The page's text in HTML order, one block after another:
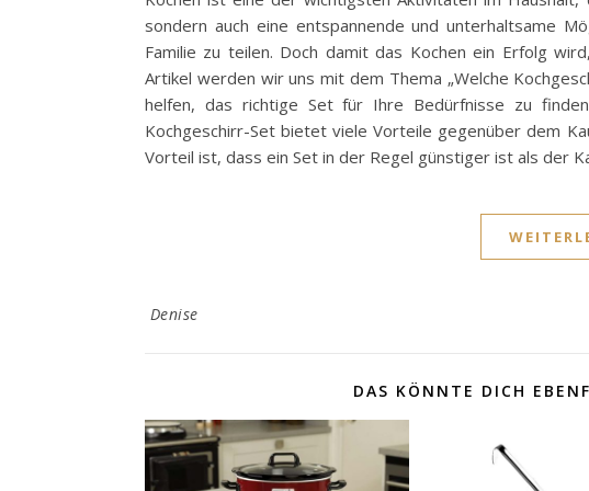
sondern auch eine entspannende und unterhaltsame
Familie zu teilen. Doch damit das Kochen ein Erfolg
Artikel werden wir uns mit dem Thema „Welche
helfen, das richtige Set für Ihre Bedürfnisse zu
Kochgeschirr-Set bietet viele Vorteile gegenüber dem
Vorteil ist, dass ein Set in der Regel günstiger ist als der
Denise
DAS KÖNNTE DICH